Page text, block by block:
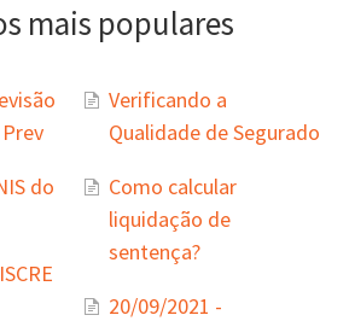
mais populares
do
Verificando a
Qualidade de Segurado
Como calcular
liquidação de
sentença?
20/09/2021 -